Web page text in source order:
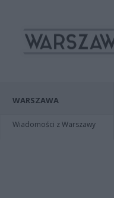
WARSZAWA
Wiadomości z Warszawy